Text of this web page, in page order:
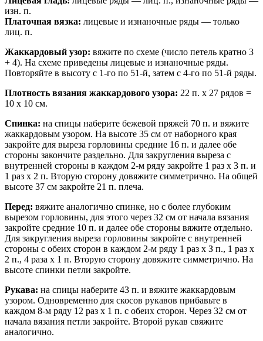
изн. п.
Платочная вязка: лицевые и изнаночные ряды — только
лиц. п.
Жаккардовый узор: вяжите по схеме (число петель кратно 3
+ 4). На схеме приведены лицевые и изнаночные ряды.
Повторяйте в высоту с 1-го по 51-й, затем с 4-го по 51-й ряды.
Плотность вязания жаккардового узора: 22 п. х 27 рядов =
10 х 10 см.
Спинка: на спицы наберите бежевой пряжей 70 п. и вяжите
жаккардовым узором. На высоте 35 см от наборного края
закройте для выреза горловины средние 16 п. и далее обе
стороны закончите раздельно. Для закругления выреза с
внутренней стороны в каждом 2-м ряду закройте 1 раз х 3 п. и
1 раз х 2 п. Вторую сторону довяжите симметрично. На общей
высоте 37 см закройте 21 п. плеча.
Перед: вяжите аналогично спинке, но с более глубоким
вырезом горловины, для этого через 32 см от начала вязания
закройте средние 10 п. и далее обе стороны вяжите отдельно.
Для закругления выреза горловины закройте с внутренней
стороны с обеих сторон в каждом 2-м ряду 1 раз х З п., 1 раз х
2 п., 4 раза х 1 п. Вторую сторону довяжите симметрично. На
высоте спинки петли закройте.
Рукава: на спицы наберите 43 п. и вяжите жаккардовым
узором. Одновременно для скосов рукавов прибавьте в
каждом 8-м ряду 12 раз х 1 п. с обеих сторон. Через 32 см от
начала вязания петли закройте. Второй рукав свяжите
аналогично.